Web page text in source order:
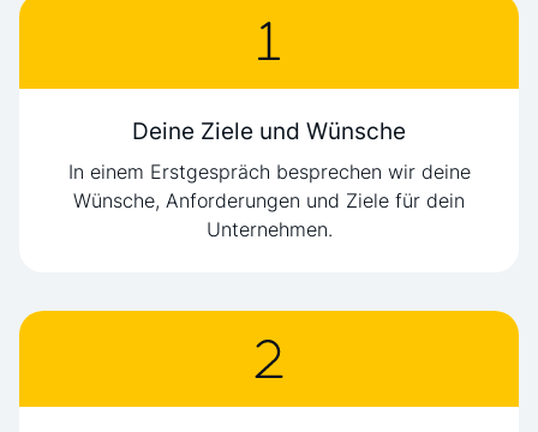
Deine Ziele und Wünsche
In einem Erstgespräch besprechen wir deine
Wünsche, Anforderungen und Ziele für dein
Unternehmen.